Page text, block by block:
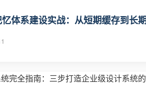
体系建设实战：从短期缓存到长